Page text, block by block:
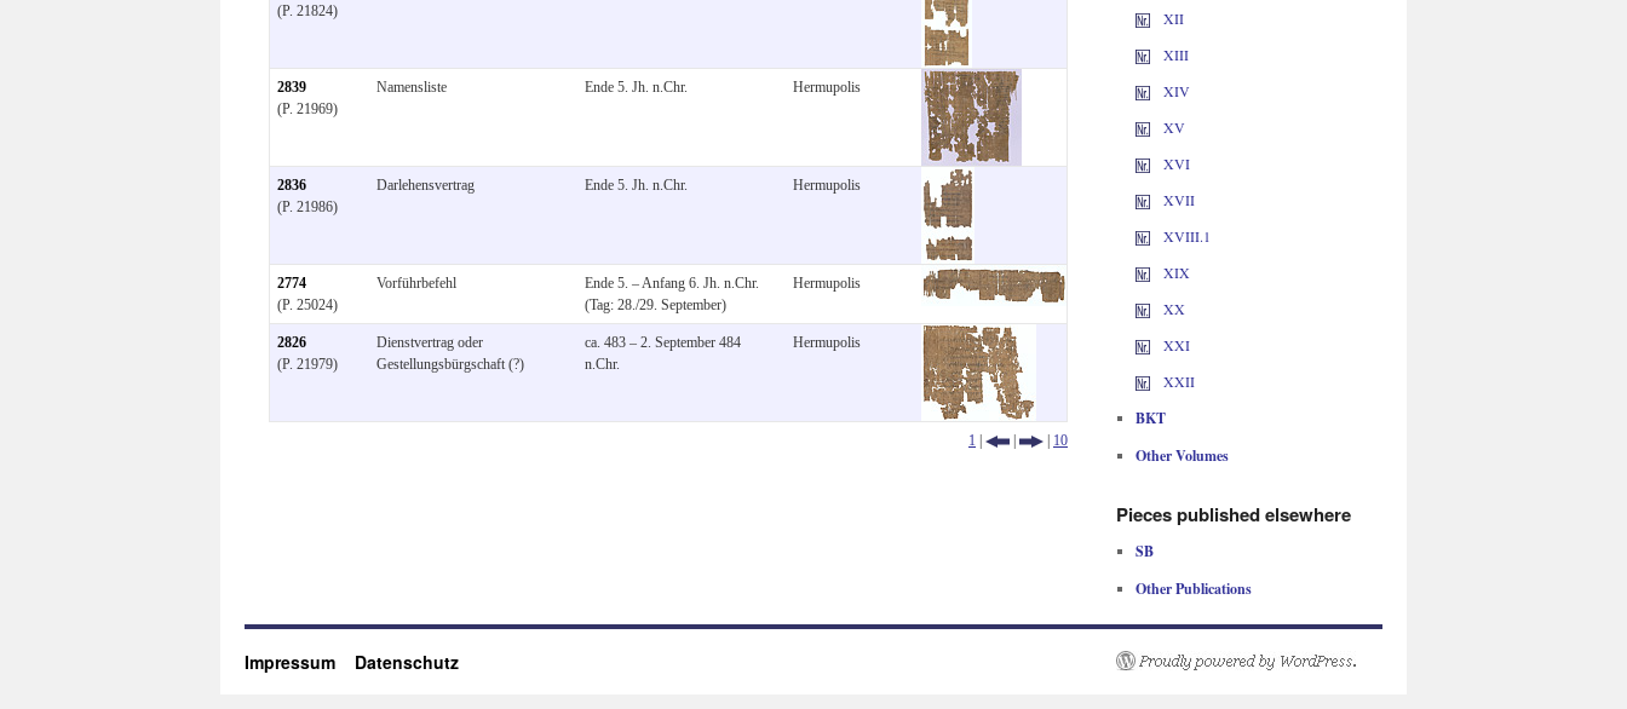
(P. 21824)
2839
(P. 21969)
Namensliste Ende 5. Jh. n.Chr. Hermupolis
2836
(P. 21986)
Darlehensvertrag Ende 5. Jh. n.Chr. Hermupolis
2774
(P. 25024)
Vorführbefehl
Ende 5. – Anfang 6. Jh. n.Chr.
(Tag: 28./29. September)
Hermupolis
2826
(P. 21979)
Dienstvertrag oder
Gestellungsbürgschaft (?)
ca. 483 – 2. September 484
n.Chr.
Hermupolis
1 | | | 10
XII
XIII
XIV
XV
XVI
XVII
XVIII.1
XIX
XX
XXI
XXII
BKT
Other Volumes
Pieces published elsewhere
SB
Other Publications
Impressum Datenschutz